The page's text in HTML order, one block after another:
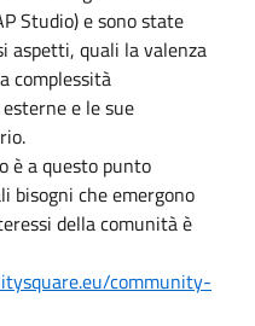
Studio) e sono state
aspetti, quali la valenza
complessità
e le sue
è a questo punto
bisogni che emergono
della comunità è
community-